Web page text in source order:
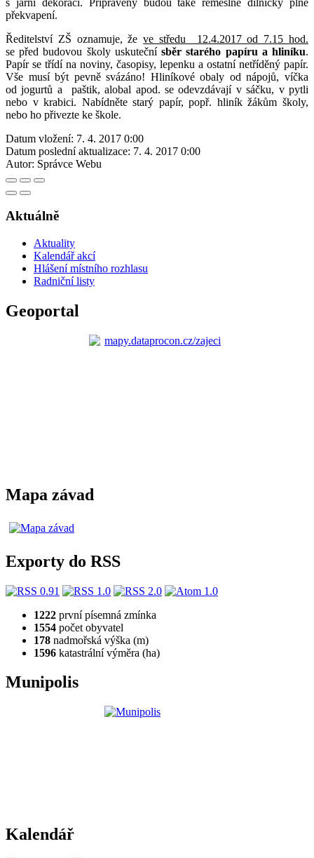
překvapení.
Ředitelství ZŠ oznamuje, ževe středu 12.4.2017 od 7.15 hod.
se před budovou školy uskutečnísběr starého papíru a hliníku.
Papír se třídí na noviny, časopisy, lepenku a ostatní netříděný papír.
Vše musí být pevně svázáno! Hliníkové obaly od nápojů, víčka
od jogurtů a paštik, alobal apod. se odevzdávají v sáčku, v pytli
nebo v krabici. Nabídněte starý papír, popř. hliník žákům školy,
nebo ho přivezte ke škole.
Datum vložení: 7. 4. 2017 0:00
Datum poslední aktualizace: 7. 4. 2017 0:00
Autor: Správce Webu
Aktuálně
Aktuality
Kalendář akcí
Hlášení místního rozhlasu
Radniční listy
Geoportal
Mapa závad
Exporty do RSS
1222 první písemná zmínka
1554 počet obyvatel
178 nadmořská výška (m)
1596 katastrální výměra (ha)
Munipolis
Kalendář